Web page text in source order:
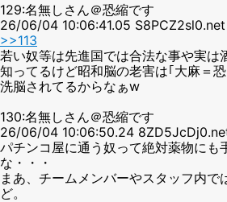
129:名無しさん＠恐縮です
26/06/04 10:06:41.05 S8PCZ2sl0.net
>>113
若い奴等は先進国では合法な事や実は
知ってるけど昭和脳の老害は｢大麻＝
洗脳されてるからなぁw
130:名無しさん＠恐縮です
26/06/04 10:06:50.24
パチンコ屋に通う奴って絶対薬物にも
な・・・
まあ、チームメンバーやスタッフ内で
ど。